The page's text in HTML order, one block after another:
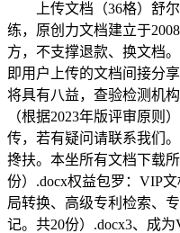
上传文档（36格）舒尔
练，原创力文档建立于
方，不支撑退款、换文档
即用户上传的文档间接分
将具有八益，查验检测机
（根据2023年版评审原则
传，若有疑问请联系我们
搀扶。本坐所有文档下载
份）.docx权益包罗：VIP
局转换、高级专利检索、
记。共20份）.docx3、成